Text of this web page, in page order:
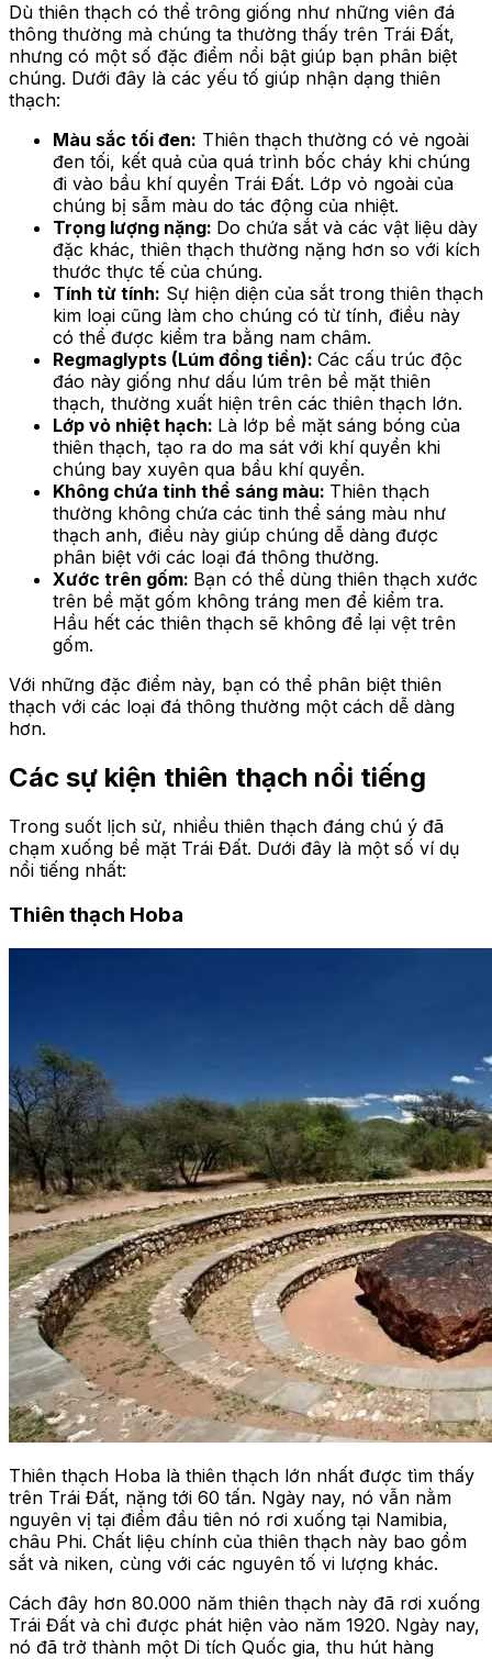
Dù thiên thạch có thể trông giống như những viên đá
thông thường mà chúng ta thường thấy trên Trái Đất,
nhưng có một số đặc điểm nổi bật giúp bạn phân biệt
chúng. Dưới đây là các yếu tố giúp nhận dạng thiên
thạch:
Màu sắc tối đen: Thiên thạch thường có vẻ ngoài
đen tối, kết quả của quá trình bốc cháy khi chúng
đi vào bầu khí quyển Trái Đất. Lớp vỏ ngoài của
chúng bị sẫm màu do tác động của nhiệt.
Trọng lượng nặng: Do chứa sắt và các vật liệu dày
đặc khác, thiên thạch thường nặng hơn so với kích
thước thực tế của chúng.
Tính từ tính: Sự hiện diện của sắt trong thiên thạch
kim loại cũng làm cho chúng có từ tính, điều này
có thể được kiểm tra bằng nam châm.
Regmaglypts (Lúm đồng tiền): Các cấu trúc độc
đáo này giống như dấu lúm trên bề mặt thiên
thạch, thường xuất hiện trên các thiên thạch lớn.
Lớp vỏ nhiệt hạch: Là lớp bề mặt sáng bóng của
thiên thạch, tạo ra do ma sát với khí quyển khi
chúng bay xuyên qua bầu khí quyển.
Không chứa tinh thể sáng màu: Thiên thạch
thường không chứa các tinh thể sáng màu như
thạch anh, điều này giúp chúng dễ dàng được
phân biệt với các loại đá thông thường.
Xước trên gốm: Bạn có thể dùng thiên thạch xước
trên bề mặt gốm không tráng men để kiểm tra.
Hầu hết các thiên thạch sẽ không để lại vệt trên
gốm.
Với những đặc điểm này, bạn có thể phân biệt thiên
thạch với các loại đá thông thường một cách dễ dàng
hơn.
Các sự kiện thiên thạch nổi tiếng
Trong suốt lịch sử, nhiều thiên thạch đáng chú ý đã
chạm xuống bề mặt Trái Đất. Dưới đây là một số ví dụ
nổi tiếng nhất:
Thiên thạch Hoba
Thiên thạch Hoba là thiên thạch lớn nhất được tìm thấy
trên Trái Đất, nặng tới 60 tấn. Ngày nay, nó vẫn nằm
nguyên vị tại điểm đầu tiên nó rơi xuống tại Namibia,
châu Phi. Chất liệu chính của thiên thạch này bao gồm
sắt và niken, cùng với các nguyên tố vi lượng khác.
Cách đây hơn 80.000 năm thiên thạch này đã rơi xuống
Trái Đất và chỉ được phát hiện vào năm 1920. Ngày nay,
nó đã trở thành một Di tích Quốc gia, thu hút hàng